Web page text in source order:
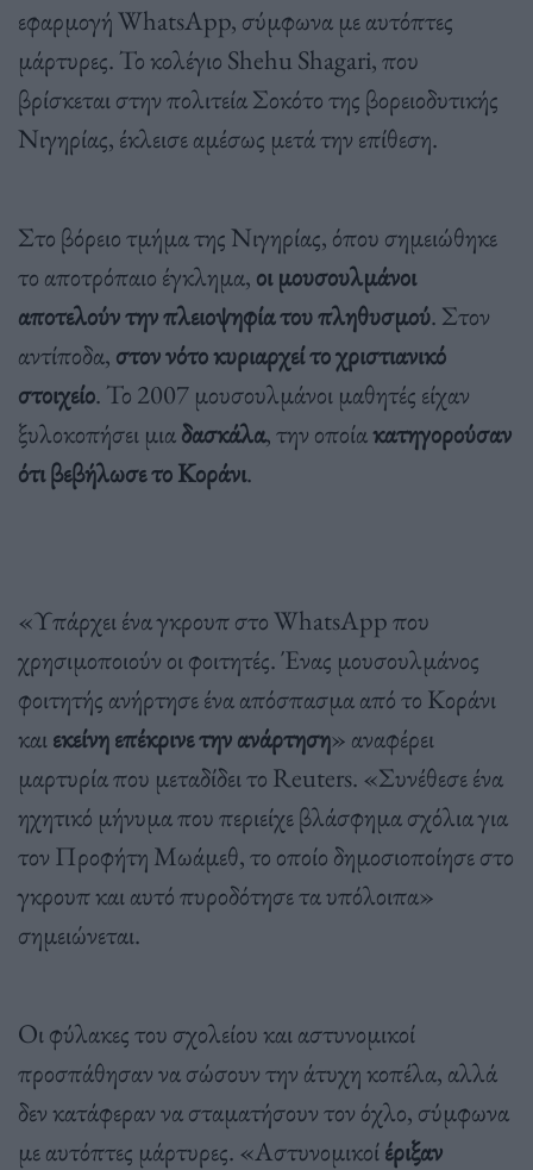
εφαρμογή WhatsApp, σύμφωνα με αυτόπτες
μάρτυρες. Το κολέγιο Shehu Shagari, που
βρίσκεται στην πολιτεία Σοκότο της βορειοδυτικής
Νιγηρίας, έκλεισε αμέσως μετά την επίθεση.
Στο βόρειο τμήμα της Νιγηρίας, όπου σημειώθηκε
το αποτρόπαιο έγκλημα, οι μουσουλμάνοι
αποτελούν την πλειοψηφία του πληθυσμού. Στον
αντίποδα, στον νότο κυριαρχεί το χριστιανικό
στοιχείο. Το 2007 μουσουλμάνοι μαθητές είχαν
ξυλοκοπήσει μιαδασκάλα, την οποίακατηγορούσαν
ότι βεβήλωσε το Κοράνι.
«Υπάρχει ένα γκρουπ στο WhatsApp που
χρησιμοποιούν οι φοιτητές. Ένας μουσουλμάνος
φοιτητής ανήρτησε ένα απόσπασμα από το Κοράνι
καιεκείνη επέκρινε την ανάρτηση» αναφέρει
μαρτυρία που μεταδίδει το Reuters. «Συνέθεσε ένα
ηχητικό μήνυμα που περιείχε βλάσφημα σχόλια για
τον Προφήτη Μωάμεθ, το οποίο δημοσιοποίησε στο
γκρουπ και αυτό πυροδότησε τα υπόλοιπα»
σημειώνεται.
Οι φύλακες του σχολείου και αστυνομικοί
προσπάθησαν να σώσουν την άτυχη κοπέλα, αλλά
δεν κατάφεραν να σταματήσουν τον όχλο, σύμφωνα
με αυτόπτες μάρτυρες. «Αστυνομικοίέριξαν